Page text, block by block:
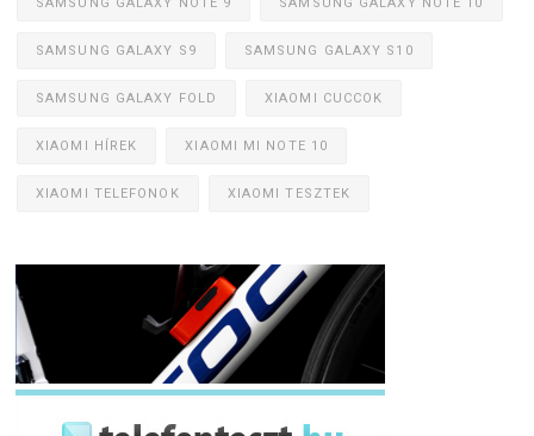
SAMSUNG GALAXY S9 SAMSUNG GALAXY S10
SAMSUNG GALAXY FOLD XIAOMI CUCCOK
XIAOMI HÍREK XIAOMI MI NOTE 10
XIAOMI TELEFONOK XIAOMI TESZTEK